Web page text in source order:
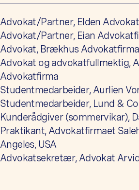
Advokat/Partner, Elden
Advokat/Partner, Eian
Advokat, Brækhus
Advokat og advokatfullmektig,
Advokatfirma
Studentmedarbeider, Aurlien
Studentmedarbeider, Lund &
Kunderådgiver (sommervikar),
Praktikant, Advokatfirmaet
Angeles, USA
Advokatsekretær, Advokat